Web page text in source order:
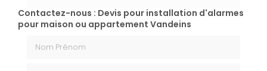
Contactez-nous : Devis pour installation d'alarmes
pour maison ou appartement Vandeins